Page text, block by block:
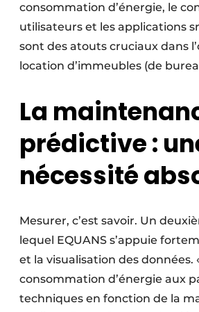
consommation d’énergie, le
utilisateurs et les applications
sont des atouts cruciaux dans
location d’immeubles (de
La
prédictive :
nécessité
Mesurer, c’est savoir. Un
lequel EQUANS s’appuie
et la visualisation des données.
consommation d’énergie aux
techniques en fonction de la